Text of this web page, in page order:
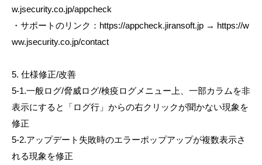
w.jsecurity.co.jp/appcheck
・サポートのリンク：https://appcheck.jiransoft.jp → https://w
ww.jsecurity.co.jp/contact
5. 仕様修正/改善
5-1.一般ログ/脅威ログ/検疫ログメニュー上、一部カラムを非
表示にすると「ログ行」からの右クリックが聞かない現象を
修正
5-2.アップデート失敗時のエラーポップアップが複数表示さ
れる現象を修正